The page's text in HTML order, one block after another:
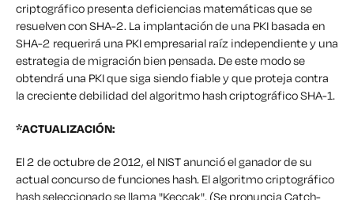
criptográfico presenta deficiencias matemáticas que se
resuelven con SHA-2. La implantación de una PKI basada en
SHA-2 requerirá una PKI empresarial raíz independiente y una
estrategia de migración bien pensada. De este modo se
obtendrá una PKI que siga siendo fiable y que proteja contra
la creciente debilidad del algoritmo hash criptográfico SHA-1.
*ACTUALIZACIÓN:
El 2 de octubre de 2012, el NIST anunció el ganador de su
actual concurso de funciones hash. El algoritmo criptográfico
hash seleccionado se llama "Keccak". (Se pronuncia Catch-